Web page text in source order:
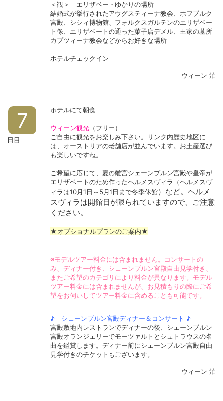
＜観＞ エリザベートゆかりの場所
結婚式が挙行されたアウグスティーナ教会、ホフブルク
宮殿、シシィ博物館、フォルクスガルテンのエリザベー
ト像、エリザベートの通った菓子店デメル、王家の墓所
カプツィーナ教会などからお好きな場所
ホテルチェックイン
ウィーン 泊
7
日目
ホテルにて朝食
ウィーン観光 （フリー）
ご自由に観光をお楽しみ下さい。リンク内歴史地区に
は、オーストリアの老舗店が並んでいます。お土産選び
も楽しいですね。
ご希望に応じて、夏の離宮シェーンブルン宮殿や皇帝が
エリザベートのため作ったヘルメスヴィラ（ヘルメスヴ
ィラは10月1日～5月1日まで冬季休館）など。ヘルメ
スヴィラは開館日が限られていますので、ご注意
ください。
★オプショナルプランのご案内★
※モデルツアー料金には含まれません。コンサートの
み、ディナー付き、シェーンブルン宮殿自由見学付き、
またご希望のカテゴリにより料金が異なります。モデル
ツアー料金には含まれませんが、お見積もりの際にご希
望をお伺いしてツアー料金に含めることも可能です。
♪ シェーンブルン宮殿ディナー＆コンサート ♪
宮殿敷地内レストランでディナーの後、シェーンブルン
宮殿オランジェリーでモーツァルトとシュトラウスの名
曲を鑑賞します。ディナー前にシェーンブルン宮殿自由
見学付きのチケットもございます。​​​​​​​
ウィーン 泊